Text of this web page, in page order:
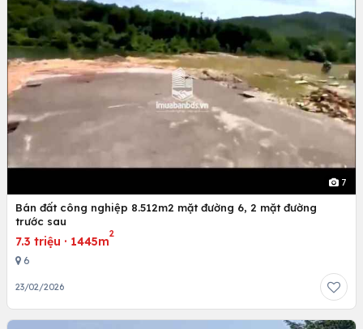
7
Bán đất công nghiệp 8.512m2 mặt đường 6, 2 mặt đường
trước sau
7.3 triệu · 1445m
2
6
23/02/2026